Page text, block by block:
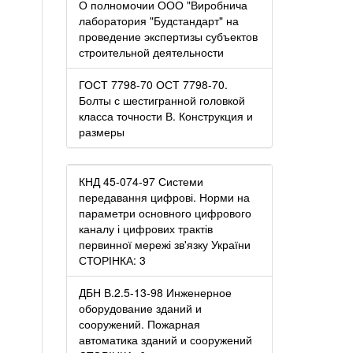
О полномочии ООО "Виробнича
лаборатория "Будстандарт" на
проведение экспертизы субъектов
строительной деятельности
ГОСТ 7798-70 ОСТ 7798-70.
Болты с шестигранной головкой
класса точности В. Конструкция и
размеры
КНД 45-074-97 Системи
передавання цифрові. Норми на
параметри основного цифрового
каналу і цифрових трактів
первинної мережі зв'язку України
СТОРІНКА: 3
ДБН В.2.5-13-98 Инженерное
оборудование зданий и
сооружений. Пожарная
автоматика зданий и сооружений